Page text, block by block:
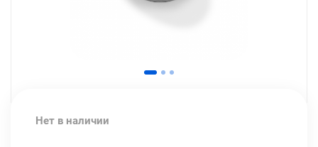
Нет в наличии